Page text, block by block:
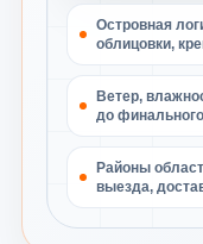
Островная
облицовки,
Ветер,
до
Районы
выезда,